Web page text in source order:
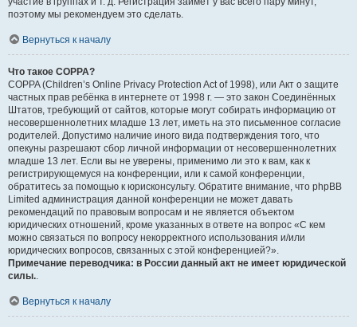
поэтому мы рекомендуем это сделать.
Вернуться к началу
Что такое COPPA?
COPPA (Children’s Online Privacy Protection Act of 1998), или Акт о защите
частных прав ребёнка в интернете от 1998 г. — это закон Соединённых
Штатов, требующий от сайтов, которые могут собирать информацию от
несовершеннолетних младше 13 лет, иметь на это письменное согласие
родителей. Допустимо наличие иного вида подтверждения того, что
опекуны разрешают сбор личной информации от несовершеннолетних
младше 13 лет. Если вы не уверены, применимо ли это к вам, как к
регистрирующемуся на конференции, или к самой конференции,
обратитесь за помощью к юрисконсульту. Обратите внимание, что phpBB
Limited администрация данной конференции не может давать
рекомендаций по правовым вопросам и не является объектом
юридических отношений, кроме указанных в ответе на вопрос «С кем
можно связаться по вопросу некорректного использования и/или
юридических вопросов, связанных с этой конференцией?».
Примечание переводчика: в России данный акт не имеет юридической
силы..
Вернуться к началу